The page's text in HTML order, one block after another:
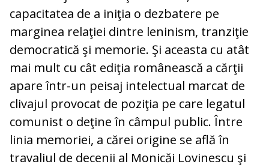
capacitatea de a iniţia o dezbatere pe
marginea relaţiei dintre leninism, tranziţie
democratică şi memorie. Şi aceasta cu atât
mai mult cu cât ediţia românească a cărţii
apare într-un peisaj intelectual marcat de
clivajul provocat de poziţia pe care legatul
comunist o deţine în câmpul public. Între
linia memoriei, a cărei origine se află în
travaliul de decenii al Monicăi Lovinescu şi